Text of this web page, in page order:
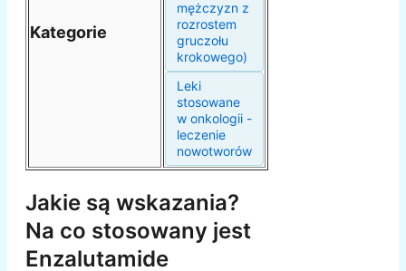
Kategorie
mężczyzn z
rozrostem
gruczołu
krokowego)
Leki
stosowane
w onkologii -
leczenie
nowotworów
Jakie są wskazania?
Na co stosowany jest
Enzalutamide